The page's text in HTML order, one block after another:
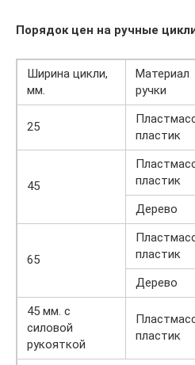
Порядок цен на ручные
Ширина цикли,
мм.
Материал
ручки
25
пластик
45
пластик
Дерево
65
пластик
Дерево
45 мм. с
силовой
рукояткой
пластик